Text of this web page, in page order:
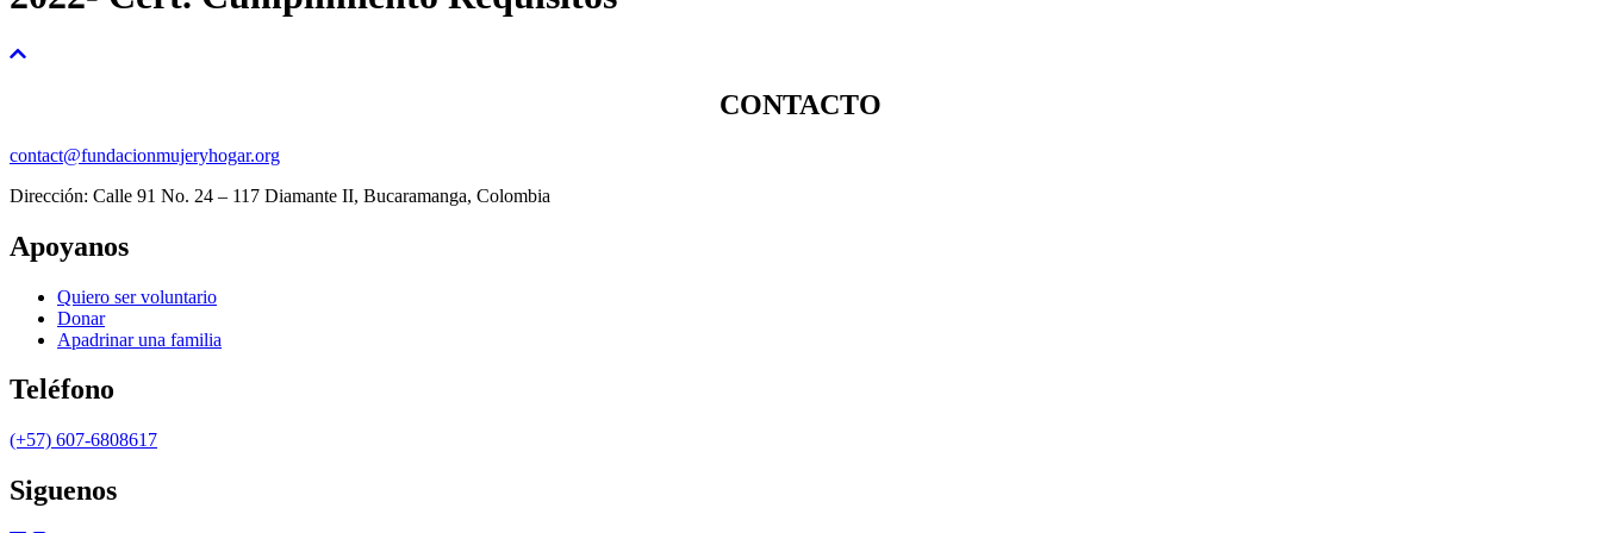
CONTACTO
contact@fundacionmujeryhogar.org
Dirección: Calle 91 No. 24 – 117 Diamante II, Bucaramanga, Colombia
Apoyanos
Quiero ser voluntario
Donar
Apadrinar una familia
Teléfono
(+57) 607-6808617
Siguenos